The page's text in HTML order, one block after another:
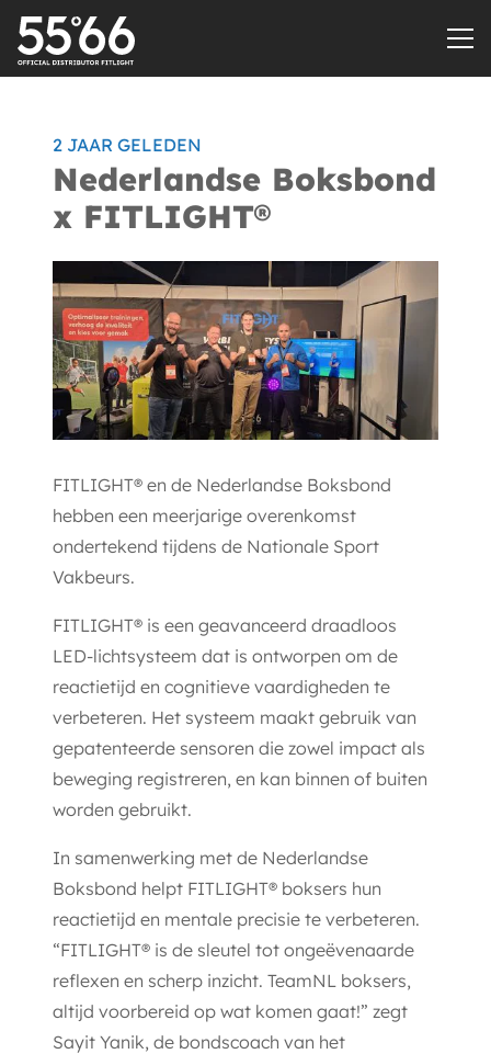
2 JAAR GELEDEN
Nederlandse Boksbond
x FITLIGHT®
FITLIGHT® en de Nederlandse Boksbond
hebben een meerjarige overenkomst
ondertekend tijdens de Nationale Sport
Vakbeurs.
FITLIGHT® is een geavanceerd draadloos
LED-lichtsysteem dat is ontworpen om de
reactietijd en cognitieve vaardigheden te
verbeteren. Het systeem maakt gebruik van
gepatenteerde sensoren die zowel impact als
beweging registreren, en kan binnen of buiten
worden gebruikt.
In samenwerking met de Nederlandse
Boksbond helpt FITLIGHT® boksers hun
reactietijd en mentale precisie te verbeteren.
“FITLIGHT® is de sleutel tot ongeëvenaarde
reflexen en scherp inzicht. TeamNL boksers,
altijd voorbereid op wat komen gaat!” zegt
Sayit Yanik, de bondscoach van het